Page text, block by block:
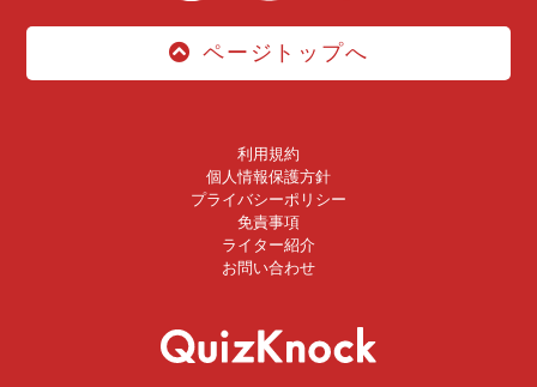
ページトップへ
利用規約
個人情報保護方針
プライバシーポリシー
免責事項
ライター紹介
お問い合わせ